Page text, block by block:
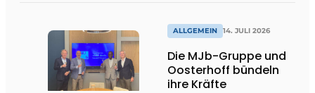
ALLGEMEIN 14. JULI 2026
Die MJb-Gruppe und
Oosterhoff bündeln
ihre Kräfte